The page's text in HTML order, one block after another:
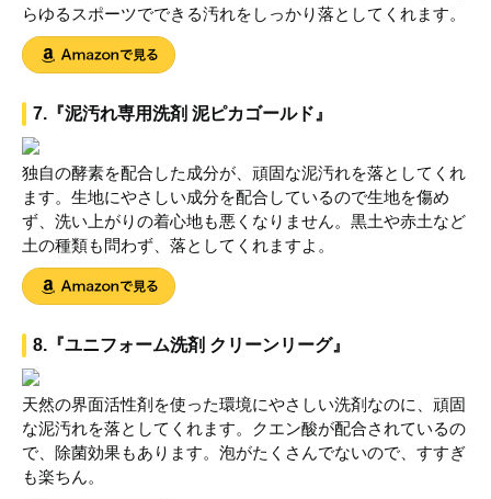
らゆるスポーツでできる汚れをしっかり落としてくれます。
7.『泥汚れ専用洗剤 泥ピカゴールド』
独自の酵素を配合した成分が、頑固な泥汚れを落としてくれ
ます。生地にやさしい成分を配合しているので生地を傷め
ず、洗い上がりの着心地も悪くなりません。黒土や赤土など
土の種類も問わず、落としてくれますよ。
8.『ユニフォーム洗剤 クリーンリーグ』
天然の界面活性剤を使った環境にやさしい洗剤なのに、頑固
な泥汚れを落としてくれます。クエン酸が配合されているの
で、除菌効果もあります。泡がたくさんでないので、すすぎ
も楽ちん。